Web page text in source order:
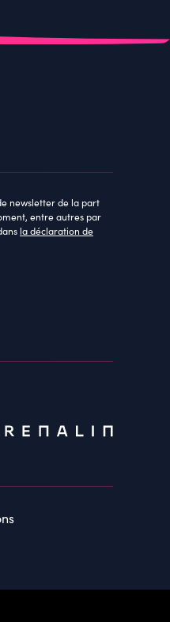
newsletter de la part
entre autres par
la déclaration de